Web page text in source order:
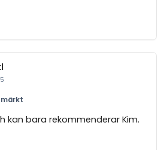
kan bara rekommenderar Kim.